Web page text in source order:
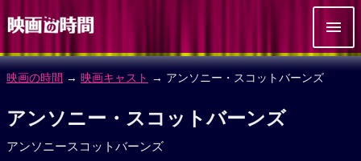
映画の時間 → 映画キャスト → アンソニー・スコットバーンズ
アンソニー・スコットバーンズ
アンソニースコットバーンズ